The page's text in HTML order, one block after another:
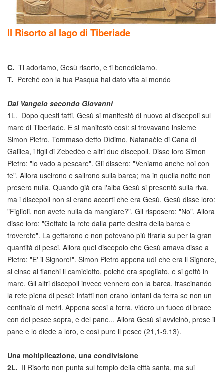
Il Risorto al lago di Tiberiade
C. Ti adoriamo, Gesù risorto, e ti benediciamo.
T. Perché con la tua Pasqua hai dato vita al mondo
Dal Vangelo secondo Giovanni
1L. Dopo questi fatti, Gesù si manifestò di nuovo ai discepoli sul
mare di Tiberìade. E si manifestò così: si trovavano insieme
Simon Pietro, Tommaso detto Dìdimo, Natanaèle di Cana di
Galilea, i figli di Zebedèo e altri due discepoli. Disse loro Simon
Pietro: "lo vado a pescare". Gli dissero: "Veniamo anche noi con
te". Allora uscirono e salirono sulla barca; ma in quella notte non
presero nulla. Quando già era l'alba Gesù si presentò sulla riva,
ma i discepoli non si erano accorti che era Gesù. Gesù disse loro:
"Figlioli, non avete nulla da mangiare?". Gli risposero: "No". Allora
disse loro: "Gettate la rete dalla parte destra della barca e
troverete". La gettarono e non potevano più tirarla su per la gran
quantità di pesci. Allora quel discepolo che Gesù amava disse a
Pietro: "E' il Signore!". Simon Pietro appena udì che era il Signore,
si cinse ai fianchi il camiciotto, poiché era spogliato, e si gettò in
mare. Gli altri discepoli invece vennero con la barca, trascinando
la rete piena di pesci: infatti non erano lontani da terra se non un
centinaio di metri. Appena scesi a terra, videro un fuoco di brace
con del pesce sopra, e del pane... Allora Gesù si avvicinò, prese il
pane e lo diede a loro, e così pure il pesce (21,1-9.13).
Una moltiplicazione, una condivisione
2L. Il Risorto non punta sul tempio della città santa, ma sui